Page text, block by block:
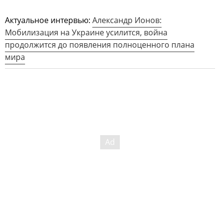
Актуальное интервью: Александр Ионов:
Мобилизация на Украине усилится, война
продолжится до появления полноценного плана
мира